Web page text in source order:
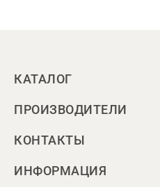
КАТАЛОГ
ПРОИЗВОДИТЕЛИ
КОНТАКТЫ
ИНФОРМАЦИЯ